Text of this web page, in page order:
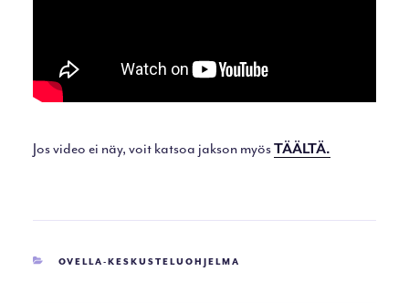
Jos video ei näy, voit katsoa jakson myösTÄÄLTÄ.
KATEGORIAT
OVELLA-KESKUSTELUOHJELMA